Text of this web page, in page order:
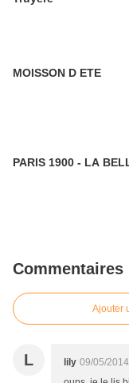
MOISSON D ETE
PARIS 1900 - LA
Commentaires
Ajouter
L lily 09/05/